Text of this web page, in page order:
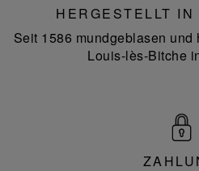
HERGESTELLT
Seit 1586 mundgeblasen
Louis-lès-Bitche